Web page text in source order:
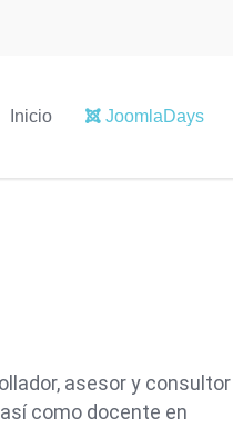
Inicio JoomlaDays
asesor y consultor
como docente en